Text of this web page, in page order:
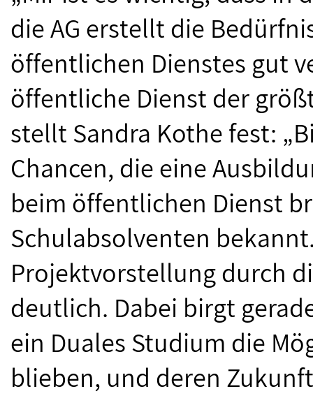
die AG erstellt die
öffentlichen Dienstes gut
öffentliche Dienst der
stellt Sandra Kothe fest:
Chancen, die eine
beim öffentlichen Dienst
Schulabsolventen
Projektvorstellung durch
deutlich. Dabei birgt
ein Duales Studium die
blieben, und deren